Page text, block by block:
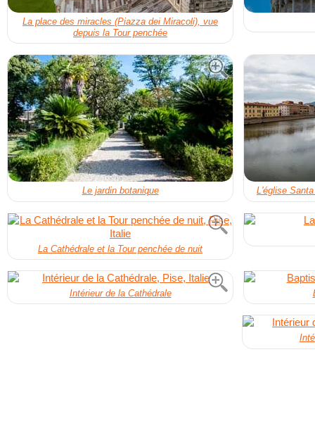
La place des miracles (Piazza dei Miracoli), vue
depuis la Tour penchée
Le jardin botanique L'église
La Cathédrale et la Tour penchée de nuit
Intérieur de la Cathédrale